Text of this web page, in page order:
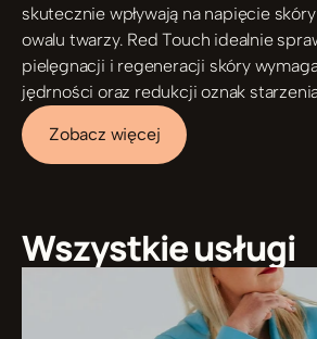
skutecznie wpływają na napięcie
owalu twarzy. Red Touch idealnie
pielęgnacji i regeneracji skóry
jędrności oraz redukcji oznak
Zobacz więcej
Wszystkie usługi